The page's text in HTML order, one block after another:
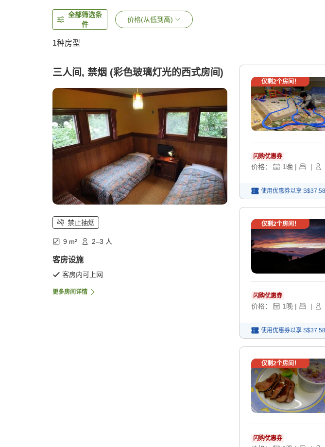
全部筛选条
件
价格(从低到高)
1种房型
三人间, 禁烟 (彩色玻璃灯光的西式房间)
禁止抽烟
9 m² 2–3 人
客房设施
客房内可上网
更多房间详情
仅剩2个房间！
闪购优惠券
价格： 1晚 | |
使用优惠券以享 S$37.58
仅剩2个房间！
闪购优惠券
价格： 1晚 | |
使用优惠券以享 S$37.58
仅剩2个房间！
闪购优惠券